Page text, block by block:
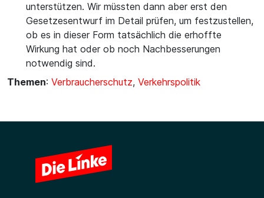
unterstützen. Wir müssten dann aber erst den
Gesetzesentwurf im Detail prüfen, um festzustellen,
ob es in dieser Form tatsächlich die erhoffte
Wirkung hat oder ob noch Nachbesserungen
notwendig sind.
Themen: Verbraucherschutz, Verkehrspolitik